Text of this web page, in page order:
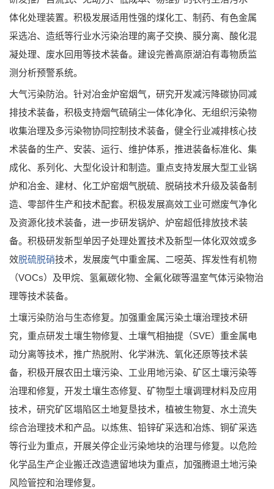
体化处理装置。积极发展适用性强的煤化工、制药、有色金属
采选冶、造纸等行业水污染治理的离子交换、膜分离、酸化混
凝处理、废水回用等技术装备。建设完善高原湖泊有毒物质监
测分析预警系统。
大气污染防治。针对冶金炉窑烟气，研究开发减污降碳协同减
排技术装备，积极支持烟气硫硝尘一体化净化、无组织污染物
收集治理及多污染物协同控制技术装备，健全行业减排核心技
术装备的生产、安装、运行、维护体系，推进装备标准化、集
成化、系列化、大型化设计和制造。重点支持发展大型工业锅
炉和冶金、建材、化工炉窑烟气脱硫、脱硝技术升级及装备制
造、零部件生产和技术配套。积极发展高效工业可燃废气净化
及资源化技术装备，进一步研发锅炉、炉窑超低排放技术装
备。积极研发新型单因子处理处置技术及新型一体化双效或多
效脱硫脱硝技术，发展废气中重金属、二噁英、挥发性有机物
（VOCs）及甲烷、氢氟碳化物、全氟化碳等温室气体污染物治
理等技术装备。
土壤污染防治与生态修复。加强重金属污染土壤治理技术研
究，重点研发土壤生物修复、土壤气相抽提（SVE）重金属电
动分离等技术，推广热脱附、化学淋洗、氧化还原等技术装
备，积极开展农田土壤污染、工业用地污染、矿区土壤污染等
治理和修复，开发土壤生态修复、矿物型土壤调理材料及应用
技术，研究矿区塌陷区土地复垦技术，植被生物复、水土流失
综合治理技术和产品。以炼焦、铅锌矿采选和冶炼、铜矿采选
等行业为重点，开展关停企业污染地块的治理与修复。以危险
化学品生产企业搬迁改造遗留地块为重点，加强腾退土地污染
风险管控和治理修复。